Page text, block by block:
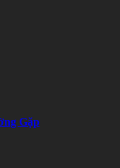
Gặp